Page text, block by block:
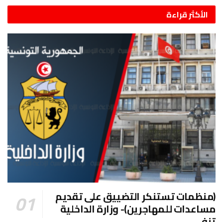
الأكثر قراءة
(منظمات تستنكر التضييق على تقديم
مساعدات للمهاجرين)- وزارة الداخلية